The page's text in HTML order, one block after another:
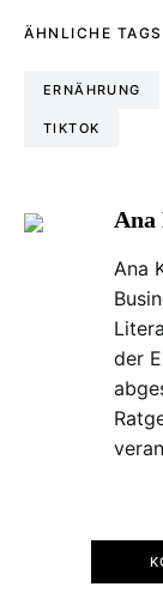
ÄHNLICHE TAGS
ERNÄHRUNG
TIKTOK
Ana
Ana
der